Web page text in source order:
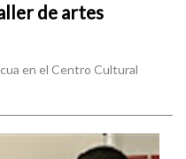
de artes
en el Centro Cultural